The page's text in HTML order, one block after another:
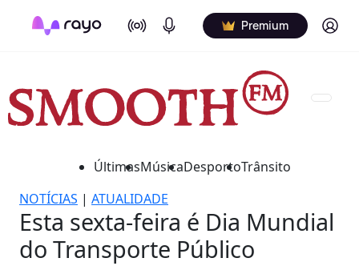
On Air Podcasts Premium Log in
ÚltimasMúsicaDesportoTrânsito
NOTÍCIAS | ATUALIDADE
Esta sexta-feira é Dia Mundial
do Transporte Público